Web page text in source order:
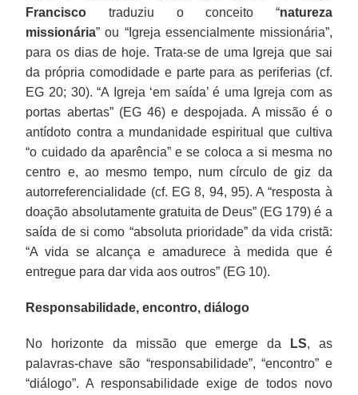
Francisco traduziu o conceito “natureza
missionária” ou “Igreja essencialmente missionária”,
para os dias de hoje. Trata-se de uma Igreja que sai
da própria comodidade e parte para as periferias (cf.
EG 20; 30). “A Igreja ‘em saída’ é uma Igreja com as
portas abertas” (EG 46) e despojada. A missão é o
antídoto contra a mundanidade espiritual que cultiva
“o cuidado da aparência” e se coloca a si mesma no
centro e, ao mesmo tempo, num círculo de giz da
autorreferencialidade (cf. EG 8, 94, 95). A “resposta à
doação absolutamente gratuita de Deus” (EG 179) é a
saída de si como “absoluta prioridade” da vida cristã:
“A vida se alcança e amadurece à medida que é
entregue para dar vida aos outros” (EG 10).
Responsabilidade, encontro, diálogo
No horizonte da missão que emerge da LS, as
palavras-chave são “responsabilidade”, “encontro” e
“diálogo”. A responsabilidade exige de todos novo